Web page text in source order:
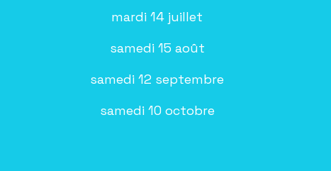
mardi 14 juillet
samedi 15 août
samedi 12 septembre
samedi 10 octobre